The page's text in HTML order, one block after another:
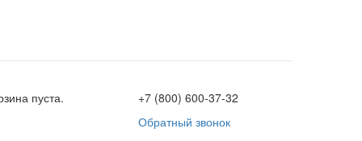
пуста.
+7 (800) 600-37-32
Обратный звонок